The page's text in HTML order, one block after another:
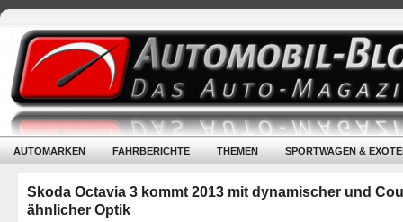
AUTOMARKEN FAHRBERICHTE THEMEN SPORTWAGEN &
Skoda Octavia 3 kommt 2013 mit dynamischer und
ähnlicher Optik